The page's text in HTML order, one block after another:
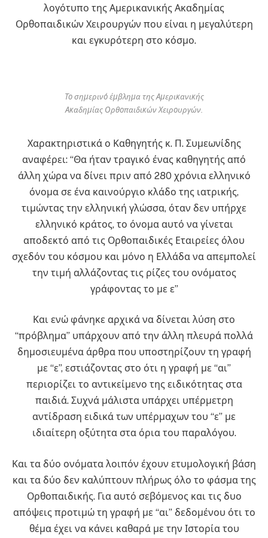
λογότυπο της Αμερικανικής Ακαδημίας
Ορθοπαιδικών Χειρουργών που είναι η μεγαλύτερη
και εγκυρότερη στο κόσμο.
Το σημερινό έμβλημα της Αμερικανικής
Ακαδημίας Ορθοπαιδικών Χειρουργών.
Χαρακτηριστικά ο Καθηγητής κ. Π. Συμεωνίδης
αναφέρει: “Θα ήταν τραγικό ένας καθηγητής από
άλλη χώρα να δίνει πριν από 280 χρόνια ελληνικό
όνομα σε ένα καινούργιο κλάδο της ιατρικής,
τιμώντας την ελληνική γλώσσα, όταν δεν υπήρχε
ελληνικό κράτος, το όνομα αυτό να γίνεται
αποδεκτό από τις Ορθοπαιδικές Εταιρείες όλου
σχεδόν του κόσμου και μόνο η Ελλάδα να απεμπολεί
την τιμή αλλάζοντας τις ρίζες του ονόματος
γράφοντας το με ε”
Και ενώ φάνηκε αρχικά να δίνεται λύση στο
“πρόβλημα” υπάρχουν από την άλλη πλευρά πολλά
δημοσιευμένα άρθρα που υποστηρίζουν τη γραφή
με “ε”, εστιάζοντας στο ότι η γραφή με “αι”
περιορίζει το αντικείμενο της ειδικότητας στα
παιδιά. Συχνά μάλιστα υπάρχει υπέρμετρη
αντίδραση ειδικά των υπέρμαχων του “ε” με
ιδιαίτερη οξύτητα στα όρια του παραλόγου.
Και τα δύο ονόματα λοιπόν έχουν ετυμολογική βάση
και τα δύο δεν καλύπτουν πλήρως όλο το φάσμα της
Ορθοπαιδικής. Για αυτό σεβόμενος και τις δυο
απόψεις προτιμώ τη γραφή με “αι” δεδομένου ότι το
θέμα έχει να κάνει καθαρά με την Ιστορία του